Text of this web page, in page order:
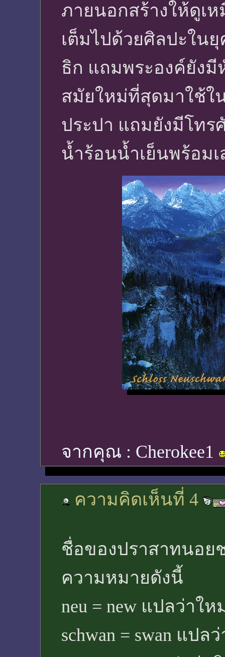
ภายนอกสร้างให้ดูเ
เต็มไปด้วยศิลปะใน
ธิก แถมพระองค์ยังมี
สมัยใหม่ที่สุดมาใช้ใ
ประปา แถมยังมีโท
น้ำร้อนน้ำเย็นพร้อมเ
จากคุณ : Cherokee1
ความคิดเห็นที่ 4
ชื่อของปราสาทนอยช
ความหมายดังนี้
neu = new แปลว่าให
schwan = swan แปล